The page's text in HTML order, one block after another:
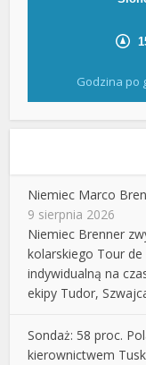
Godzina po
Niemiec Marco
9 sierpnia 2026
Niemiec Brenner
kolarskiego Tour
indywidualną na
ekipy Tudor,
Sondaż: 58 proc.
kierownictwem